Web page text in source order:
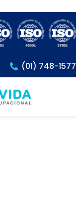
(01) 748-1577